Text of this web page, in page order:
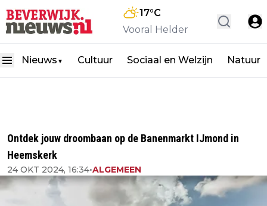
17°C
Vooral Helder
Nieuws ▼ Cultuur Sociaal en Welzijn Natuur
Ontdek jouw droombaan op de Banenmarkt IJmond in
Heemskerk
24 OKT 2024, 16:34•ALGEMEEN